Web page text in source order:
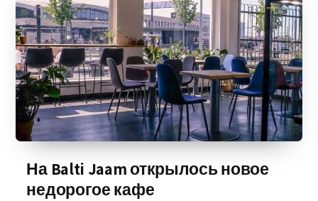
На Balti Jaam открылось новое
недорогое кафе